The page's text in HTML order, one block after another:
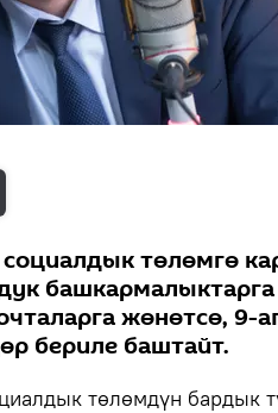
төлөмгө
жөнөтсө, 9-
бериле баштайт.
төлөмдүн бардык